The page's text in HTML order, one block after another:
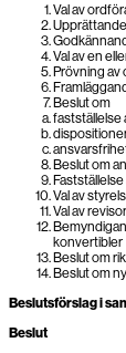
Val av
Val av en
Prövning av
Beslut om
fastställelse
Beslut om
Val av
Val av revisor
konvertibler
Beslut om
Beslut om
Beslutsförslag i
Beslut